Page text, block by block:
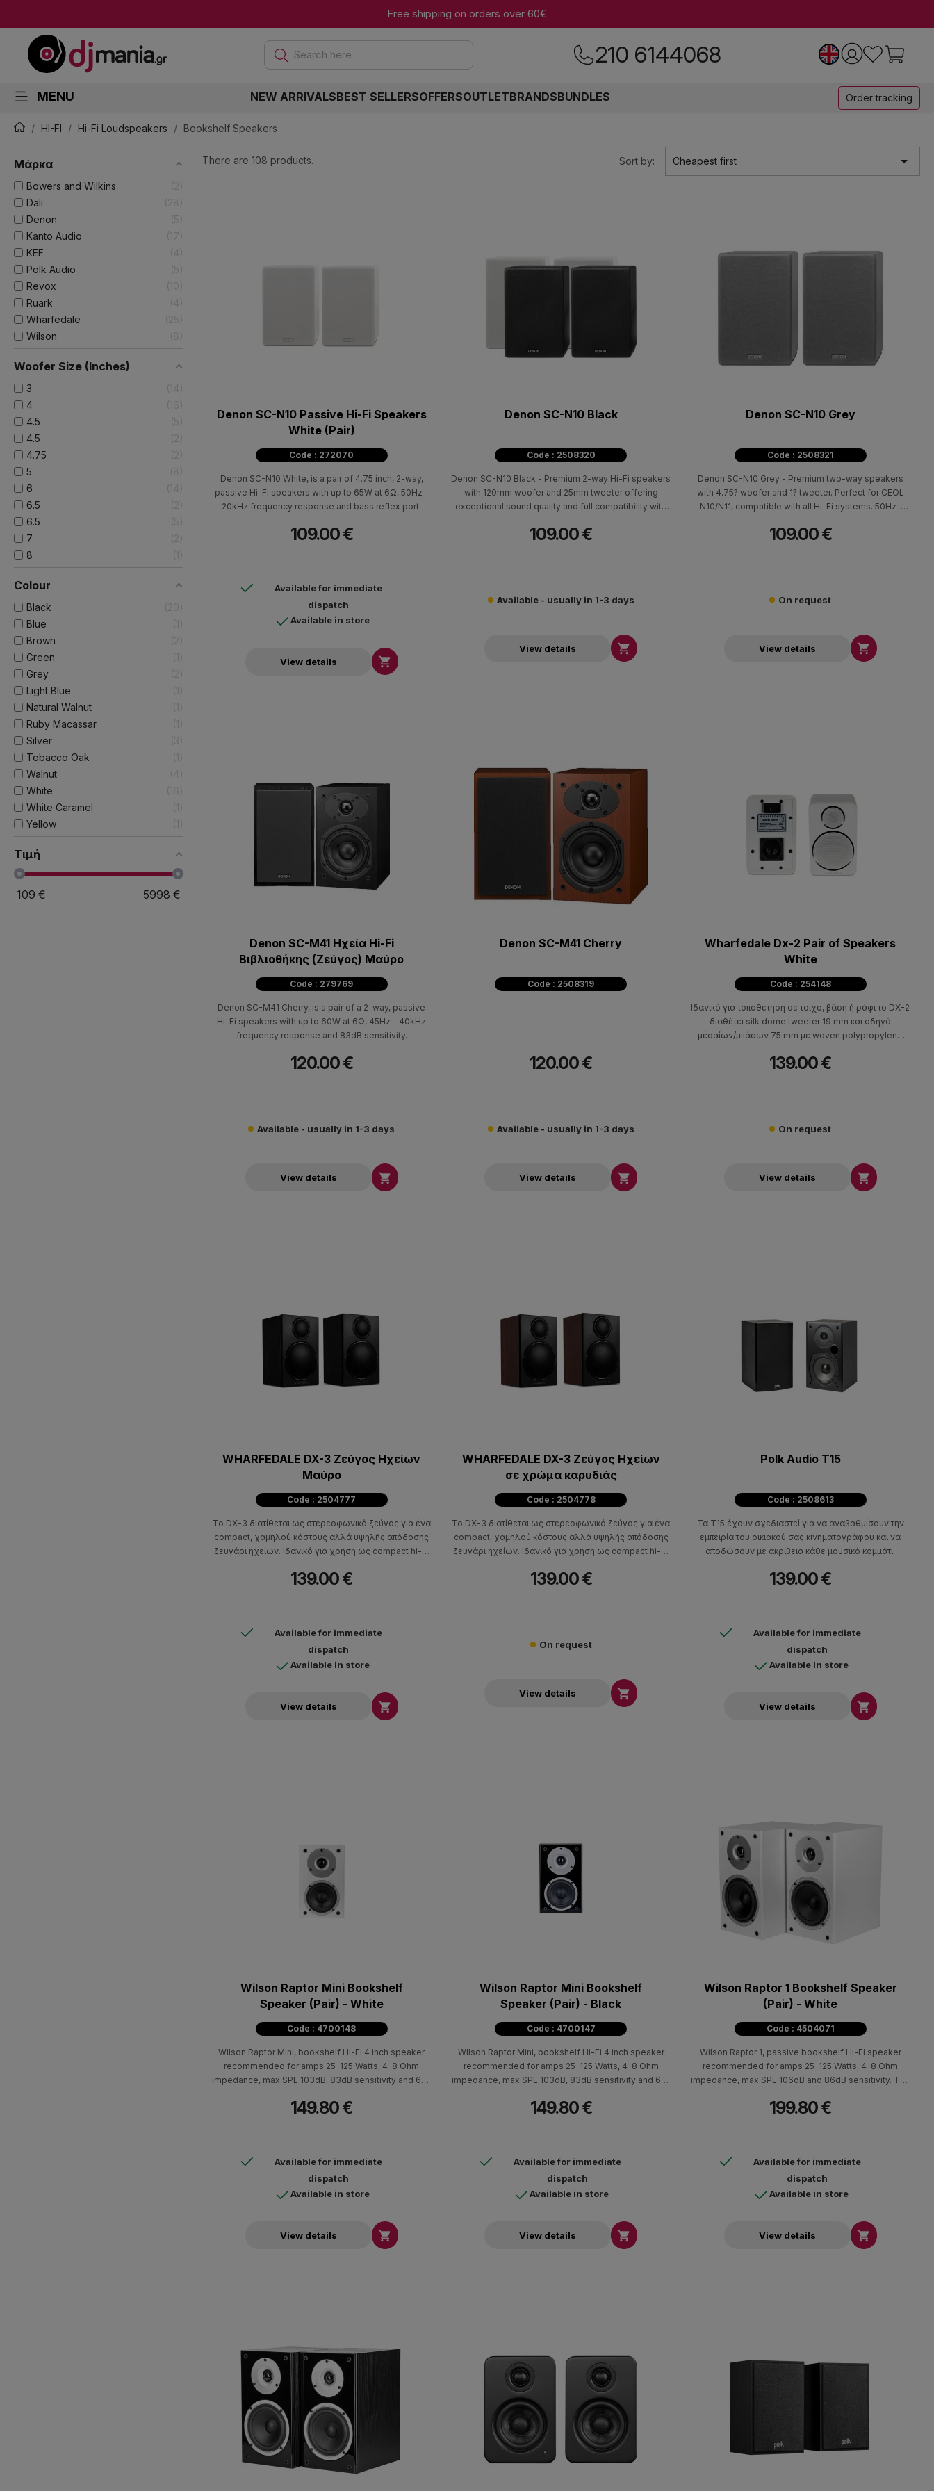
Free shipping on orders over 60€
Search here 210 6144068
MENU NEW ARRIVALSBEST SELLERSOFFERSOUTLETBRANDSBUNDLES Order tracking
HI-FI Hi-Fi Loudspeakers Bookshelf Speakers
Μάρκα
Bowers and Wilkins
2
Dali
28
Denon
5
Kanto Audio
17
KEF
4
Polk Audio
5
Revox
10
Ruark
4
Wharfedale
25
Wilson
8
Woofer Size (Inches)
3
14
4
16
4.5
5
4.5
2
4.75
2
5
8
6
14
6.5
2
6.5
5
7
2
8
1
Colour
Black
20
Blue
1
Brown
2
Green
1
Grey
2
Light Blue
1
Natural Walnut
1
Ruby Macassar
1
Silver
3
Tobacco Oak
1
Walnut
4
White
16
White Caramel
1
Yellow
1
Τιμή
109 € 5998 €
There are 108 products. Sort by: Cheapest first 
Denon SC-N10 Passive Hi-Fi Speakers
White (Pair)
Code : 272070
Denon SC-N10 White, is a pair of 4.75 inch, 2-way,
passive Hi-Fi speakers with up to 65W at 6Ω, 50Hz –
20kHz frequency response and bass reflex port.
109.00 €
Available for immediate
dispatch
Available in store
View details 
Denon SC-N10 Black
Code : 2508320
Denon SC-N10 Black - Premium 2-way Hi-Fi speakers
with 120mm woofer and 25mm tweeter offering
exceptional sound quality and full compatibility with
109.00 €
Available - usually in 1-3 days
View details 
Denon SC-N10 Grey
Code : 2508321
Denon SC-N10 Grey - Premium two-way speakers
with 4.75? woofer and 1? tweeter. Perfect for CEOL
N10/N11, compatible with all Hi-Fi systems. 50Hz-
109.00 €
On request
View details 
Denon SC-M41 Ηχεία Hi-Fi
Βιβλιοθήκης (Ζεύγος) Μαύρο
Code : 279769
Denon SC-M41 Cherry, is a pair of a 2-way, passive
Hi-Fi speakers with up to 60W at 6Ω, 45Hz – 40kHz
frequency response and 83dB sensitivity.
120.00 €
Available - usually in 1-3 days
View details 
Denon SC-M41 Cherry
Code : 2508319
120.00 €
Available - usually in 1-3 days
View details 
Wharfedale Dx-2 Pair of Speakers
White
Code : 254148
Ιδανικό για τοποθέτηση σε τοίχο, βάση ή ράφι το DX-2
διαθέτει silk dome tweeter 19 mm και οδηγό
μέσαίων/μπάσων 75 mm με woven polypropylene
139.00 €
On request
View details 
WHARFEDALE DX-3 Ζεύγος Ηχείων
Μαύρο
Code : 2504777
Το DX-3 διατίθεται ως στερεοφωνικό ζεύγος για ένα
compact, χαμηλού κόστους αλλά υψηλής απόδοσης
ζευγάρι ηχείων. Ιδανικό για χρήση ως compact hi-fi,
κινηματογράφου, καθώς και desktop ή tabletop
139.00 €
Available for immediate
dispatch
Available in store
View details 
WHARFEDALE DX-3 Ζεύγος Ηχείων
σε χρώμα καρυδιάς
Code : 2504778
Το DX-3 διατίθεται ως στερεοφωνικό ζεύγος για ένα
compact, χαμηλού κόστους αλλά υψηλής απόδοσης
ζευγάρι ηχείων. Ιδανικό για χρήση ως compact hi-fi,
κινηματογράφου, καθώς και desktop ή tabletop
139.00 €
On request
View details 
Polk Audio T15
Code : 2508613
Τα T15 έχουν σχεδιαστεί για να αναβαθμίσουν την
εμπειρία του οικιακού σας κινηματογράφου και να
αποδώσουν με ακρίβεια κάθε μουσικό κομμάτι.
139.00 €
Available for immediate
dispatch
Available in store
View details 
Wilson Raptor Mini Bookshelf
Speaker (Pair) - White
Code : 4700148
Wilson Raptor Mini, bookshelf Hi-Fi 4 inch speaker
recommended for amps 25-125 Watts, 4-8 Ohm
impedance, max SPL 103dB, 83dB sensitivity and 60-
bookshelf speaker, like the other components of the
149.80 €
Available for immediate
dispatch
Available in store
View details 
Wilson Raptor Mini Bookshelf
Speaker (Pair) - Black
Code : 4700147
Wilson Raptor Mini, bookshelf Hi-Fi 4 inch speaker
recommended for amps 25-125 Watts, 4-8 Ohm
impedance, max SPL 103dB, 83dB sensitivity and 60-
bookshelf speaker, like the other components of the
149.80 €
Available for immediate
dispatch
Available in store
View details 
Wilson Raptor 1 Bookshelf Speaker
(Pair) - White
Code : 4504071
Wilson Raptor 1, passive bookshelf Hi-Fi speaker
recommended for amps 25-125 Watts, 4-8 Ohm
impedance, max SPL 106dB and 86dB sensitivity. Τhe
expectations of even the most demanding cinema
199.80 €
Available for immediate
dispatch
Available in store
View details 